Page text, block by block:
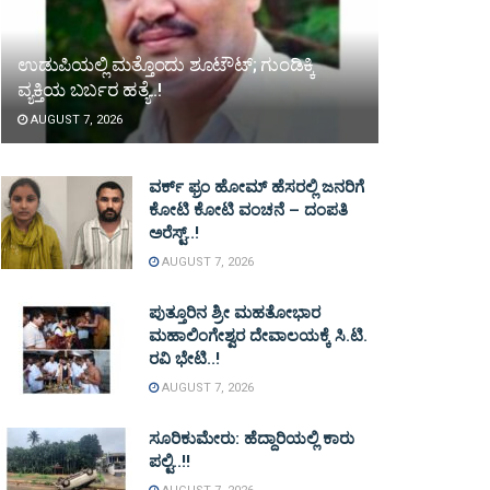
ಉಡುಪಿಯಲ್ಲಿ ಮತ್ತೊಂದು ಶೂಟೌಟ್‌; ಗುಂಡಿಕ್ಕಿ
ವ್ಯಕ್ತಿಯ ಬರ್ಬರ ಹತ್ಯೆ..!
AUGUST 7, 2026
ವರ್ಕ್ ಫ್ರಂ ಹೋಮ್ ಹೆಸರಲ್ಲಿ ಜನರಿಗೆ
ಕೋಟಿ ಕೋಟಿ ವಂಚನೆ – ದಂಪತಿ
ಅರೆಸ್ಟ್..!
AUGUST 7, 2026
ಪುತ್ತೂರಿನ ಶ್ರೀ ಮಹತೋಭಾರ
ಮಹಾಲಿಂಗೇಶ್ವರ ದೇವಾಲಯಕ್ಕೆ ಸಿ.ಟಿ.
ರವಿ ಭೇಟಿ..!
AUGUST 7, 2026
ಸೂರಿಕುಮೇರು: ಹೆದ್ದಾರಿಯಲ್ಲಿ ಕಾರು
ಪಲ್ಟಿ..!!